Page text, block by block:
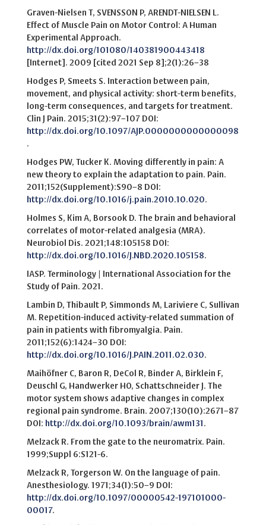
Graven-Nielsen T, SVENSSON P, ARENDT-NIELSEN L.
Effect of Muscle Pain on Motor Control: A Human
Experimental Approach.
http://dx.doi.org/101080/140381900443418
[Internet]. 2009 [cited 2021 Sep 8];2(1):26–38
Hodges P, Smeets S. Interaction between pain,
movement, and physical activity: short-term benefits,
long-term consequences, and targets for treatment.
Clin J Pain. 2015;31(2):97–107 DOI:
http://dx.doi.org/10.1097/AJP.0000000000000098
.
Hodges PW, Tucker K. Moving differently in pain: A
new theory to explain the adaptation to pain. Pain.
2011;152(Supplement):S90–8 DOI:
http://dx.doi.org/10.1016/j.pain.2010.10.020.
Holmes S, Kim A, Borsook D. The brain and behavioral
correlates of motor-related analgesia (MRA).
Neurobiol Dis. 2021;148:105158 DOI:
http://dx.doi.org/10.1016/J.NBD.2020.105158.
IASP. Terminology | International Association for the
Study of Pain. 2021.
Lambin D, Thibault P, Simmonds M, Lariviere C, Sullivan
M. Repetition-induced activity-related summation of
pain in patients with fibromyalgia. Pain.
2011;152(6):1424–30 DOI:
http://dx.doi.org/10.1016/J.PAIN.2011.02.030.
Maihöfner C, Baron R, DeCol R, Binder A, Birklein F,
Deuschl G, Handwerker HO, Schattschneider J. The
motor system shows adaptive changes in complex
regional pain syndrome. Brain. 2007;130(10):2671–87
DOI: http://dx.doi.org/10.1093/brain/awm131 .
Melzack R. From the gate to the neuromatrix. Pain.
1999;Suppl 6:S121-6.
Melzack R, Torgerson W. On the language of pain.
Anesthesiology. 1971;34(1):50–9 DOI:
http://dx.doi.org/10.1097/00000542-197101000-
00017.